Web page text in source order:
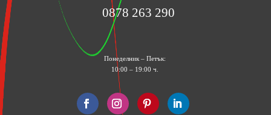
0878 263 290
Понеделник – Петък:
10:00 – 19:00 ч.